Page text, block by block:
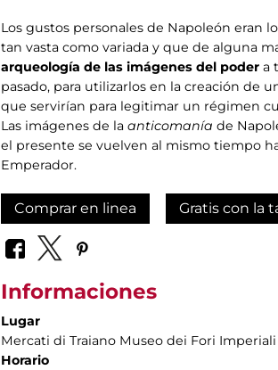
Los gustos personales de Napoleón eran
tan vasta como variada y que de alguna
arqueología de las imágenes del poder a
pasado, para utilizarlos en la creación de
que servirían para legitimar un régimen
Las imágenes de la anticomanía de
el presente se vuelven al mismo tiempo
Emperador.
Comprar en linea Gratis con la
Informaciones
Lugar
Mercati di Traiano Museo dei Fori Imperiali
Horario